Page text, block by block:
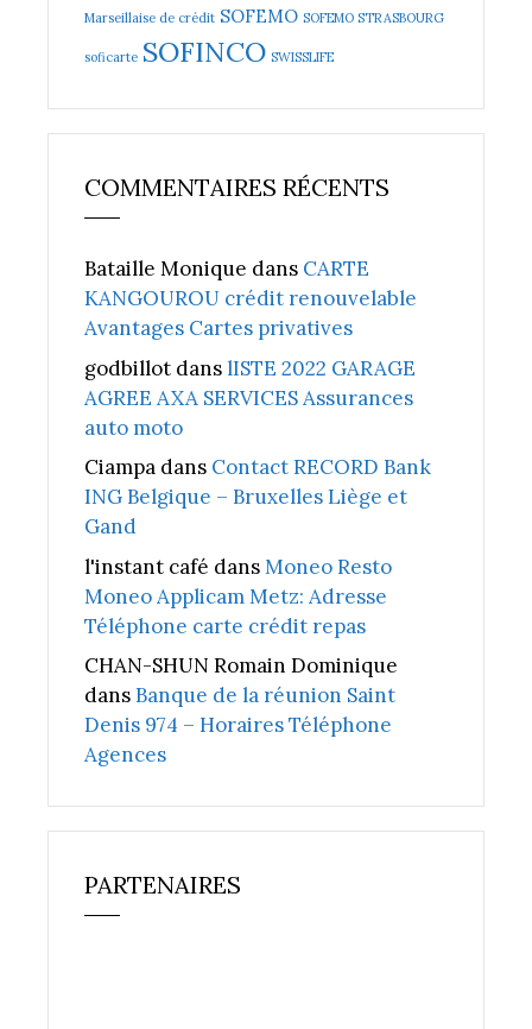
Marseillaise de crédit SOFEMO SOFEMO STRASBOURG
soficarte SOFINCO SWISSLIFE
COMMENTAIRES RÉCENTS
Bataille Monique dans CARTE
KANGOUROU crédit renouvelable
Avantages Cartes privatives
godbillot danslISTE 2022 GARAGE
AGREE AXA SERVICES Assurances
auto moto
Ciampa dans Contact RECORD Bank
ING Belgique – Bruxelles Liège et
Gand
l'instant café dansMoneo Resto
Moneo Applicam Metz: Adresse
Téléphone carte crédit repas
CHAN-SHUN Romain Dominique
dansBanque de la réunion Saint
Denis 974 – Horaires Téléphone
Agences
PARTENAIRES